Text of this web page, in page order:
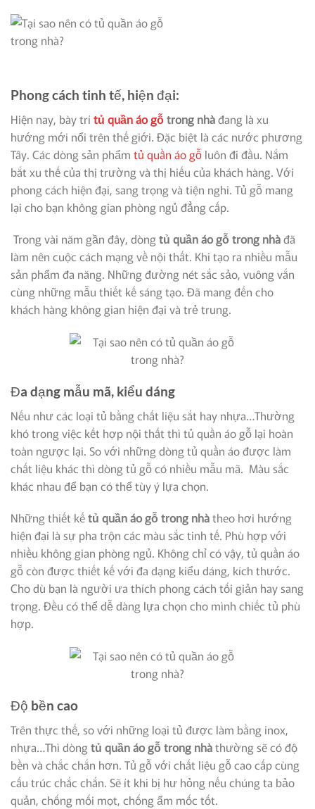
Phong cách tinh tế, hiện đại:
Hiện nay, bày trí tủ quần áo gỗtrong nhàđang là xu
hướng mới nổi trên thế giới. Đặc biệt là các nước phương
Tây. Các dòng sản phẩm tủ quần áo gỗ luôn đi đầu. Nắm
bắt xu thế của thị trường và thị hiếu của khách hàng. Với
phong cách hiện đại, sang trọng và tiện nghi. Tủ gỗ mang
lại cho bạn không gian phòng ngủ đẳng cấp.
Trong vài năm gần đây, dòngtủ quần áo gỗ trong nhàđã
làm nên cuộc cách mạng về nội thất. Khi tạo ra nhiều mẫu
sản phẩm đa năng. Những đường nét sắc sảo, vuông vắn
cùng những mẫu thiết kế sáng tạo. Đã mang đến cho
khách hàng không gian hiện đại và trẻ trung.
Đa dạng mẫu mã, kiểu dáng
Nếu như các loại tủ bằng chất liệu sắt hay nhựa…Thường
khó trong việc kết hợp nội thất thì tủ quần áo gỗ lại hoàn
toàn ngược lại. So với những dòng tủ quần áo được làm
chất liệu khác thì dòng tủ gỗ có nhiều mẫu mã. Màu sắc
khác nhau để bạn có thể tùy ý lựa chọn.
Những thiết kếtủ quần áo gỗ trong nhàtheo hơi hướng
hiện đại là sự pha trộn các màu sắc tinh tế. Phù hợp với
nhiều không gian phòng ngủ. Không chỉ có vậy, tủ quần áo
gỗ còn được thiết kế với đa dạng kiểu dáng, kích thước.
Cho dù bạn là người ưa thích phong cách tối giản hay sang
trọng. Đều có thể dễ dàng lựa chọn cho mình chiếc tủ phù
hợp.
Độ bền cao
Trên thực thế, so với những loại tủ được làm bằng inox,
nhựa…Thì dòngtủ quần áo gỗ trong nhàthường sẽ có độ
bền và chắc chắn hơn. Tủ gỗ với chất liệu gỗ cao cấp cùng
cấu trúc chắc chắn. Sẽ ít khi bị hư hỏng nếu chúng ta bảo
quản, chống mối mọt, chống ẩm mốc tốt.